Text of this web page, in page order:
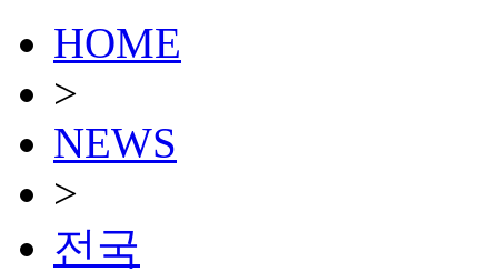
HOME
>
NEWS
>
전국